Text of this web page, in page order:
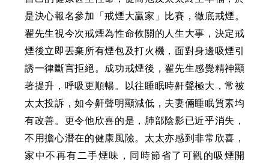
是決心報名參加「戒煙大贏家」比賽，徹底戒煙。
翟先生視今次戒煙為性命攸關的人生大事，決定戒
煙後立即丟棄所有煙包及打火機，面對身邊吸煙引
誘一律斷言拒絕。成功戒煙後，翟先生感覺精神顯
著提升，呼吸更順暢。以往睡眠時鼾聲極大，常被
太太投訴，如今鼾聲明顯減低，夫妻倆睡眠質素均
有改善。更令他欣喜的是，肺部陰影已近乎消失，
不用擔心潛在的健康風險。太太亦感到非常欣喜，
家中不再有二手煙味，同時節省了可觀的吸煙開